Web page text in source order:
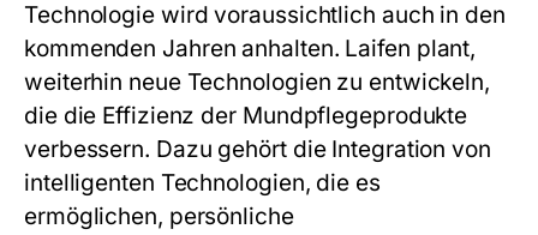
Technologie wird voraussichtlich auch in den
kommenden Jahren anhalten. Laifen plant,
weiterhin neue Technologien zu entwickeln,
die die Effizienz der Mundpflegeprodukte
verbessern. Dazu gehört die Integration von
intelligenten Technologien, die es
ermöglichen, persönliche